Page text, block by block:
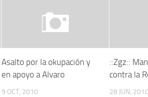
Asalto por la okupación y
en apoyo a Alvaro
9 OCT, 2010
::Zgz::
contra la
28 JUN,